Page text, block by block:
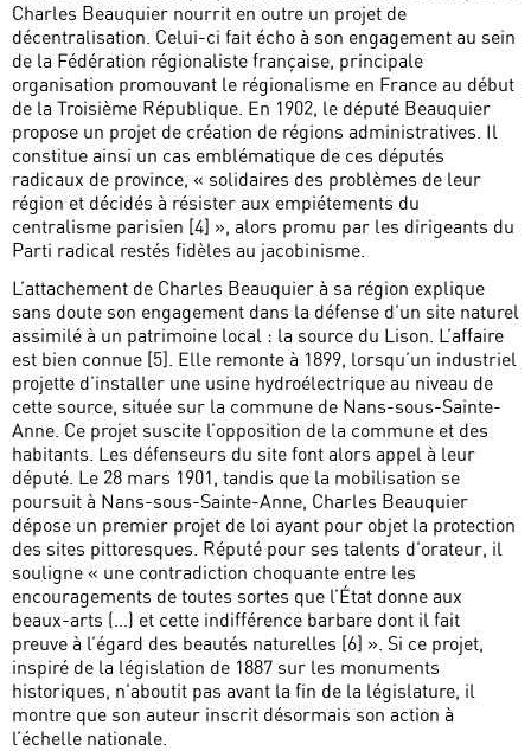
Charles Beauquier nourrit en outre un projet de
décentralisation. Celui-ci fait écho à son engagement au sein
de la Fédération régionaliste française, principale
organisation promouvant le régionalisme en France au début
de la Troisième République. En 1902, le député Beauquier
propose un projet de création de régions administratives. Il
constitue ainsi un cas emblématique de ces députés
radicaux de province, « solidaires des problèmes de leur
région et décidés à résister aux empiétements du
centralisme parisien [4] », alors promu par les dirigeants du
Parti radical restés fidèles au jacobinisme.
L’attachement de Charles Beauquier à sa région explique
sans doute son engagement dans la défense d’un site naturel
assimilé à un patrimoine local : la source du Lison. L’affaire
est bien connue [5]. Elle remonte à 1899, lorsqu’un industriel
projette d’installer une usine hydroélectrique au niveau de
cette source, située sur la commune de Nans-sous-Sainte-
Anne. Ce projet suscite l’opposition de la commune et des
habitants. Les défenseurs du site font alors appel à leur
député. Le 28 mars 1901, tandis que la mobilisation se
poursuit à Nans-sous-Sainte-Anne, Charles Beauquier
dépose un premier projet de loi ayant pour objet la protection
des sites pittoresques. Réputé pour ses talents d’orateur, il
souligne « une contradiction choquante entre les
encouragements de toutes sortes que l’État donne aux
beaux-arts (…) et cette indifférence barbare dont il fait
preuve à l’égard des beautés naturelles [6] ». Si ce projet,
inspiré de la législation de 1887 sur les monuments
historiques, n’aboutit pas avant la fin de la législature, il
montre que son auteur inscrit désormais son action à
l’échelle nationale.